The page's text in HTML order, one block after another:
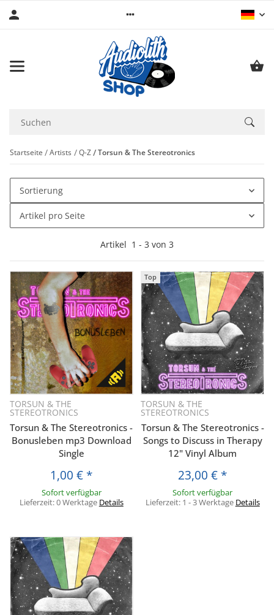
Startseite Artists Q-Z Torsun & The Stereotronics
Sortierung
Artikel pro Seite
Artikel 1 - 3 von 3
TORSUN & THE
STEREOTRONICS
Torsun & The Stereotronics -
Bonusleben mp3 Download
Single
1,00 € *
Sofort verfügbar
Lieferzeit:0 Werktage Details
Top
TORSUN & THE
STEREOTRONICS
Torsun & The Stereotronics -
Songs to Discuss in Therapy
12" Vinyl Album
23,00 € *
Sofort verfügbar
Lieferzeit: 1 - 3 Werktage Details